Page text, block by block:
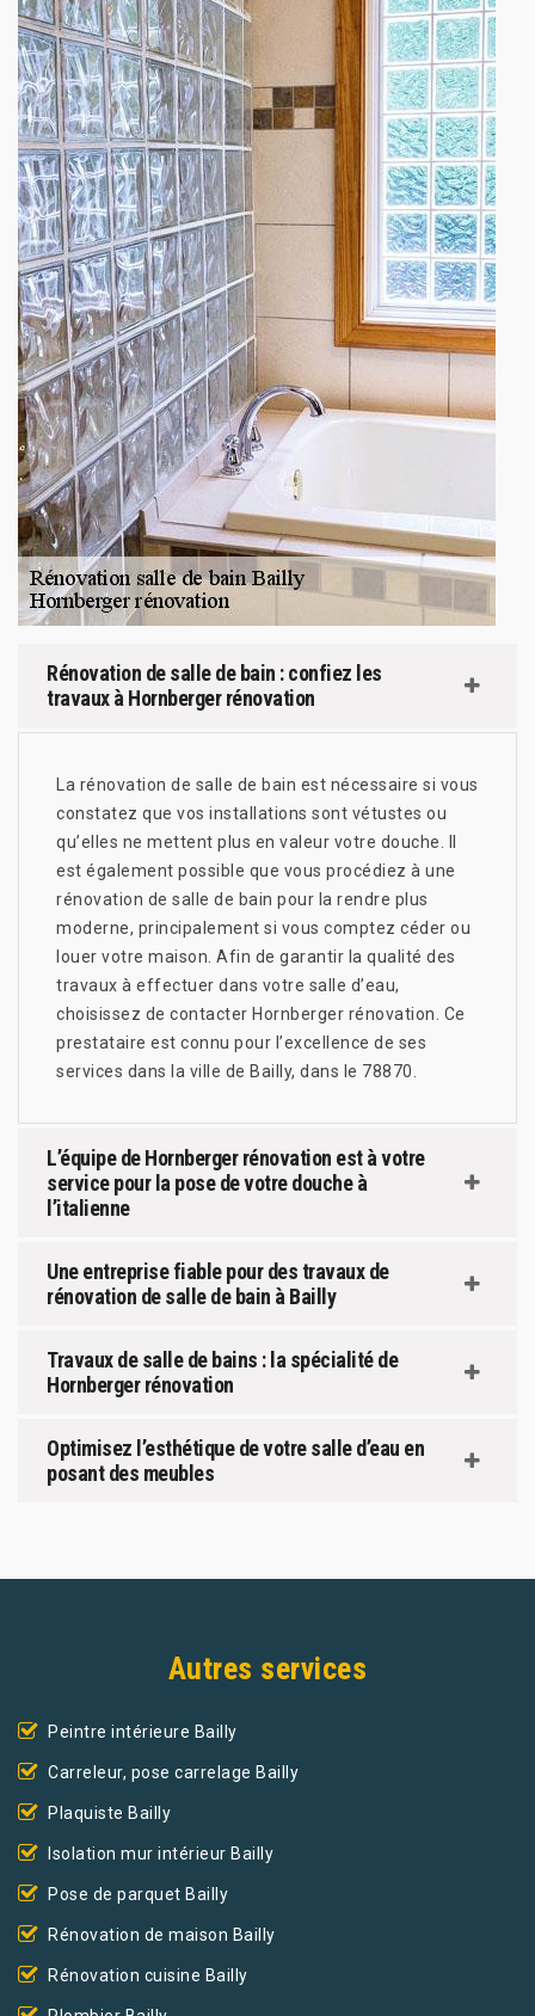
Rénovation de salle de bain : confiez les
travaux à Hornberger rénovation
La rénovation de salle de bain est nécessaire si vous
constatez que vos installations sont vétustes ou
qu’elles ne mettent plus en valeur votre douche. Il
est également possible que vous procédiez à une
rénovation de salle de bain pour la rendre plus
moderne, principalement si vous comptez céder ou
louer votre maison. Afin de garantir la qualité des
travaux à effectuer dans votre salle d’eau,
choisissez de contacter Hornberger rénovation. Ce
prestataire est connu pour l’excellence de ses
services dans la ville de Bailly, dans le 78870.
L’équipe de Hornberger rénovation est à votre
service pour la pose de votre douche à
l’italienne
Une entreprise fiable pour des travaux de
rénovation de salle de bain à Bailly
Travaux de salle de bains : la spécialité de
Hornberger rénovation
Optimisez l’esthétique de votre salle d’eau en
posant des meubles
Autres services
Peintre intérieure Bailly
Carreleur, pose carrelage Bailly
Plaquiste Bailly
Isolation mur intérieur Bailly
Pose de parquet Bailly
Rénovation de maison Bailly
Rénovation cuisine Bailly